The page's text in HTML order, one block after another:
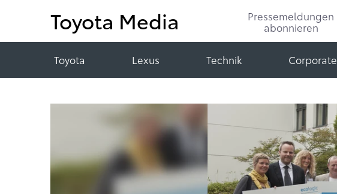
Toyota Media
Pressemeldungen
abonnieren
Toyota Lexus Technik Corporate